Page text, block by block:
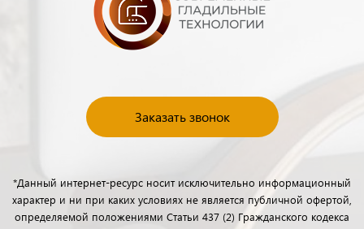
Заказать звонок
*Данный интернет-ресурс носит исключительно информационный
характер и ни при каких условиях не является публичной офертой,
определяемой положениями Статьи 437 (2) Гражданского кодекса